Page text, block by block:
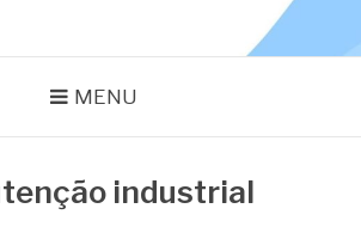
MENU
industrial